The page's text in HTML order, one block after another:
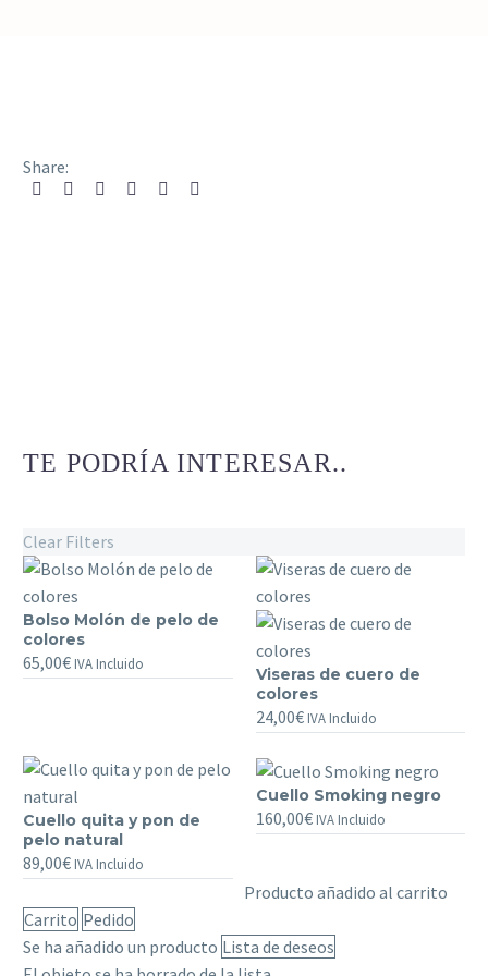
Share:
TE PODRÍA INTERESAR..
Clear Filters
Bolso
Molón
de
colores
Bolso Molón de pelo de
colores
65,00€ IVA Incluido
Viseras
de
cuero
de
colores
Viseras de cuero de
colores
24,00€ IVA Incluido
Cuello
quita
y
pon
de
pelo
Cuello quita y pon de
pelo natural
89,00€ IVA Incluido
Cuello
Smoking
Cuello Smoking negro
160,00€ IVA Incluido
Producto añadido al carrito
Carrito Pedido
Se ha añadido un producto Lista de deseos